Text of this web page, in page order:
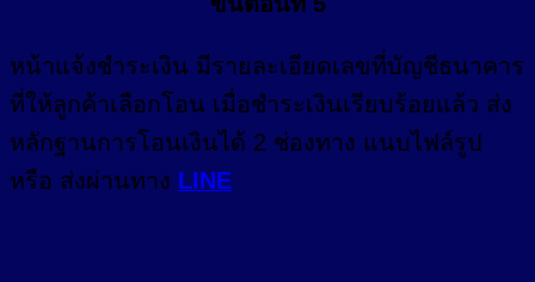
หน้าแจ้งชำระเงิน มีรายละเอียดเลขที่บัญชีธนาคาร
ที่ให้ลูกค้าเลือกโอน เมื่อชำระเงินเรียบร้อยแล้ว ส่ง
หลักฐานการโอนเงินได้ 2 ช่องทาง แนบไฟล์รูป
หรือ ส่งผ่านทาง LINE